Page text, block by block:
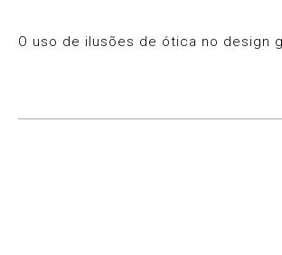
O uso de ilusões de ótica no design